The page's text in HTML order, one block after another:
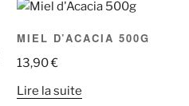
MIEL D’ACACIA 500G
13,90€
Lire la suite